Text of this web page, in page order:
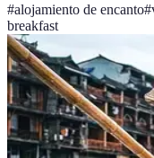
#alojamiento de encanto#
breakfast